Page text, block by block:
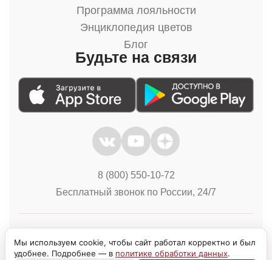
Программа лояльности
Энциклопедия цветов
Блог
Будьте на связи
8 (800) 550-10-72
Бесплатный звонок по России, 24/7
Мы используем cookie, чтобы сайт работал корректно и был
удобнее. Подробнее — в политике обработки данных.